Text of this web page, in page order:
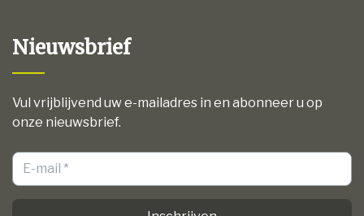
Nieuwsbrief
Vul vrijblijvend uw e-mailadres in en abonneer u op
onze nieuwsbrief.